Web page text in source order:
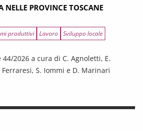
NELLE PROVINCE TOSCANE
produttivi Lavoro Sviluppo locale
2026 a cura di C. Agnoletti, E.
S. Iommi e D. Marinari
PROVINCE TOSCANE